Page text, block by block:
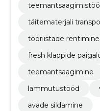
täitematerjali
tööriistade rentimine
fresh klappide
teemantsaagimine
lammutustööd
avade sildamine